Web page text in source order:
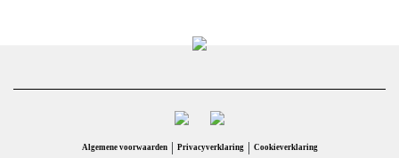
Algemene voorwaarden | Privacyverklaring | Cookieverklaring